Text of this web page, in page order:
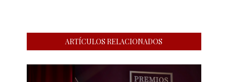
ARTÍCULOS RELACIONADOS